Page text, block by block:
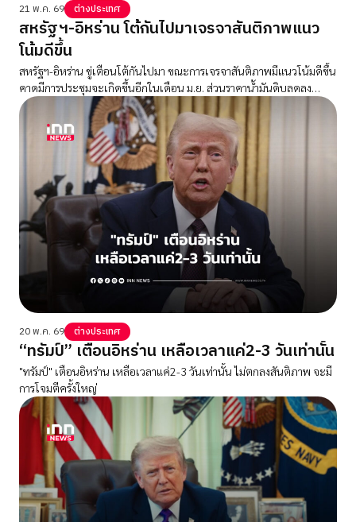
21 พ.ค. 69 ต่างประเทศ
สหรัฐฯ-อิหร่าน โต้กันไปมาเจรจาสันติภาพแนว
โน้มดีขึ้น
สหรัฐฯ-อิหร่าน ขู่เตือนโต้กันไปมา ขณะการเจรจาสันติภาพมีแนวโน้มดีขึ้น
คาดมีการประชุมจะเกิดขึ้นอีกในเดือน ม.ย. ส่วนราคาน้ำมันดิบลดลง
ขานรับสัญญาณบวก
20 พ.ค. 69 ต่างประเทศ
“ทรัมป์” เตือนอิหร่าน เหลือเวลาแค่2-3 วันเท่านั้น
"ทรัมป์" เตือนอิหร่าน เหลือเวลาแค่2-3 วันเท่านั้น ไม่ตกลงสันติภาพ จะมี
การโจมตีครั้งใหญ่